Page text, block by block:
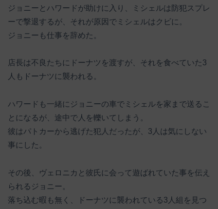
ジョニーとハワードが助けに入り、ミシェルは防犯スプレ
ーで撃退するが、それが原因でミシェルはクビに。
ジョニーも仕事を辞めた。
店長は不良たちにドーナツを渡すが、それを食べていた3
人もドーナツに襲われる。
ハワードも一緒にジョニーの車でミシェルを家まで送るこ
とになるが、途中で人を轢いてしまう。
彼はパトカーから逃げた犯人だったが、3人は気にしない
事にした。
その後、ヴェロニカと彼氏に会って遊ばれていた事を伝え
られるジョニー。
落ち込む暇も無く、ドーナツに襲われている3人組を見つ